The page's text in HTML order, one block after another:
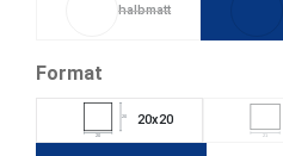
halbmatt
Format
20
20 20x20
21